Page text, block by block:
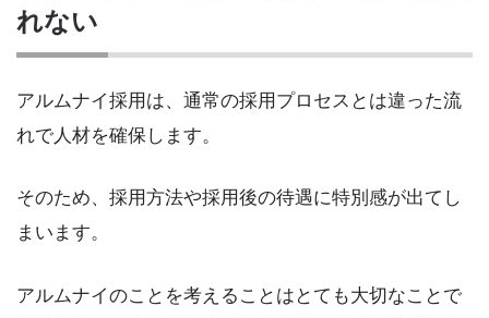
れない
アルムナイ採用は、通常の採用プロセスとは違った流
れで人材を確保します。
そのため、採用方法や採用後の待遇に特別感が出てし
まいます。
アルムナイのことを考えることはとても大切なことで